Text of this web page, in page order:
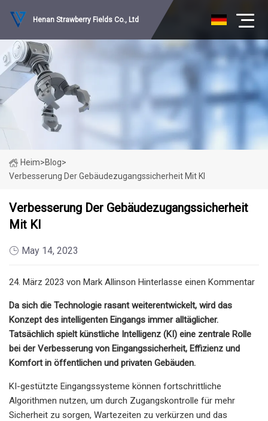
Henan Strawberry Fields Co., Ltd
Heim>Blog>
Verbesserung Der Gebäudezugangssicherheit Mit KI
Verbesserung Der Gebäudezugangssicherheit
Mit KI
May 14, 2023
24. März 2023 von Mark Allinson Hinterlasse einen Kommentar
Da sich die Technologie rasant weiterentwickelt, wird das
Konzept des intelligenten Eingangs immer alltäglicher.
Tatsächlich spielt künstliche Intelligenz (KI) eine zentrale Rolle
bei der Verbesserung von Eingangssicherheit, Effizienz und
Komfort in öffentlichen und privaten Gebäuden.
KI-gestützte Eingangssysteme können fortschrittliche
Algorithmen nutzen, um durch Zugangskontrolle für mehr
Sicherheit zu sorgen, Wartezeiten zu verkürzen und das